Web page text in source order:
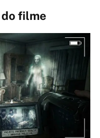
filme